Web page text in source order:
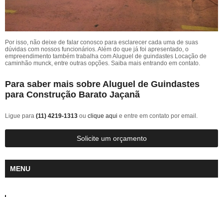
Por isso, não deixe de falar conosco para esclarecer cada uma de suas
dúvidas com nossos funcionários. Além do que já foi apresentado, o
empreendimento também trabalha com Aluguel de guindastes Locação de
caminhão munck, entre outras opções. Saiba mais entrando em contato.
Para saber mais sobre Aluguel de Guindastes
para Construção Barato Jaçanã
Ligue para (11) 4219-1313 ou clique aqui e entre em contato por email.
Solicite um orçamento
MENU